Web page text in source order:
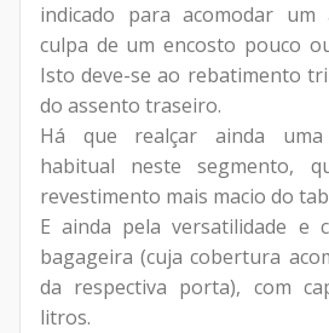
indicado para acomodar
culpa de um encosto pouco
Isto deve-se ao rebatimento
do assento traseiro.
Há que realçar ainda uma
habitual neste segmento,
revestimento mais macio do
E ainda pela versatilidade e
bagageira (cuja cobertura
da respectiva porta), com
litros.